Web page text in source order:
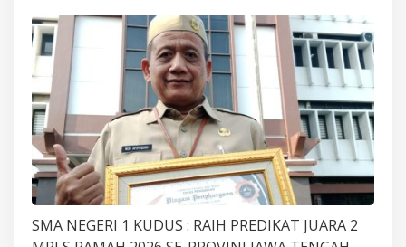
SMA NEGERI 1 KUDUS : RAIH PREDIKAT JUARA 2